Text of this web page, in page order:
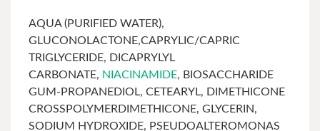
AQUA (PURIFIED WATER),
GLUCONOLACTONE,CAPRYLIC/CAPRIC
TRIGLYCERIDE, DICAPRYLYL
CARBONATE, NIACINAMIDE, BIOSACCHARIDE
GUM-PROPANEDIOL, CETEARYL, DIMETHICONE
CROSSPOLYMERDIMETHICONE, GLYCERIN,
SODIUM HYDROXIDE, PSEUDOALTEROMONAS